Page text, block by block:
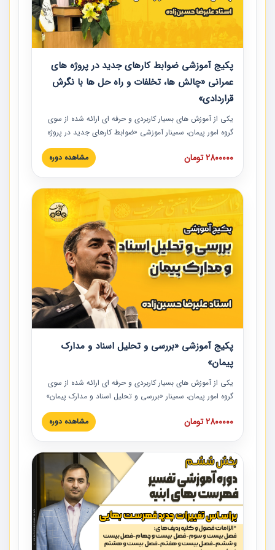
پکیج آموزشی ضوابط کارهای جدید در پروژه های
عمرانی «چالش ها، تخلفات و راه حل ها با نگرش
قراردادی»
یکی از آموزش‏‏‏‏‏‏ های بسیار کاربردی و حرفه‏ ای ارائه شده از سوی
گروه امور پیمان، سمینار آموزشی «ضوابط کارهای جدید در پروژه
های عمرانی» چالش ها، تخلفات و راه حل ها با نگرش قراردادی
است که در محل سندیکای شرکت های ساختمانی کشور ارائه شد.
مدارک پیمان به همراه تجربیات عملی ارائه شده است.
2800000 تومان مشاهده دوره
پکیج آموزشی «بررسی و تحلیل اسناد و مدارک
پیمان»
یکی از آموزش‏‏‏‏‏‏ های بسیار کاربردی و حرفه‏ ای ارائه شده از سوی
گروه امور پیمان، سمینار «بررسی و تحلیل اسناد و مدارک پیمان»
است که در دانشگاه صنعتی شریف ارائه شد. در این آموزش
نکات کلیدی مربوط به اسناد و مدارک پیمان، اولویت بندی اسناد
پیمان به همراه تجربیات عملی در این خصوص ارائه شده است.
2800000 تومان مشاهده دوره